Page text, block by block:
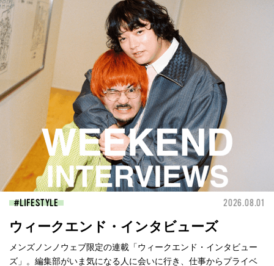
LIFESTYLE 2026.08.01
ウィークエンド・インタビューズ
メンズノンノウェブ限定の連載「ウィークエンド・インタビュー
ズ」。編集部がいま気になる人に会いに行き、仕事からプライベ